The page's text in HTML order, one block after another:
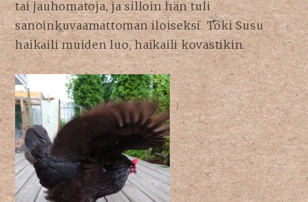
tai jauhomatoja, ja silloin hän tuli
sanoinkuvaamattoman iloiseksi. Toki Susu
haikaili muiden luo, haikaili kovastikin.